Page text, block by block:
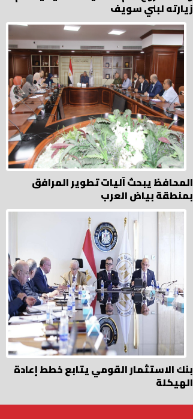
زيارته لبني سويف
المحافظ يبحث آليات تطوير المرافق
بمنطقة بياض العرب
بنك الاستثمار القومي يتابع خطط إعادة
الهيكلة